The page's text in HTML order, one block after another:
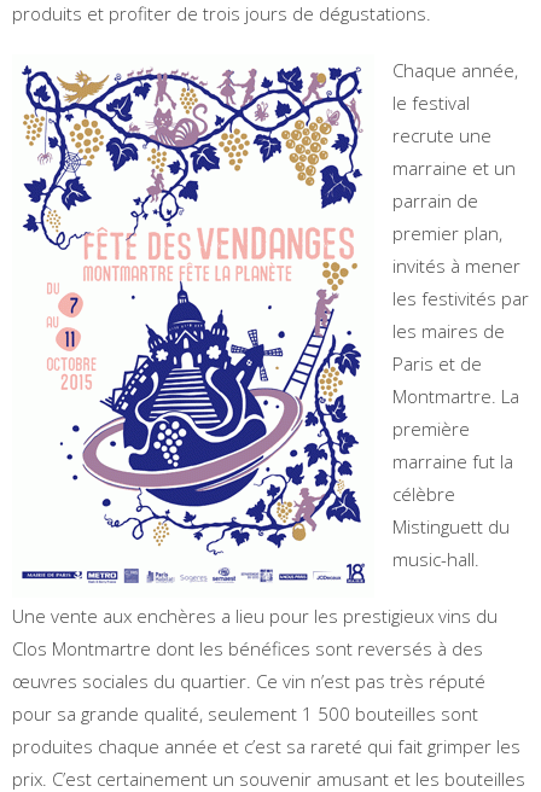
produits et profiter de trois jours de dégustations.
Chaque année,
le festival
recrute une
marraine et un
parrain de
premier plan,
invités à mener
les festivités par
les maires de
Paris et de
Montmartre. La
première
marraine fut la
célèbre
Mistinguett du
music-hall.
Une vente aux enchères a lieu pour les prestigieux vins du
Clos Montmartre dont les bénéfices sont reversés à des
œuvres sociales du quartier. Ce vin n’est pas très réputé
pour sa grande qualité, seulement 1 500 bouteilles sont
produites chaque année et c’est sa rareté qui fait grimper les
prix. C’est certainement un souvenir amusant et les bouteilles